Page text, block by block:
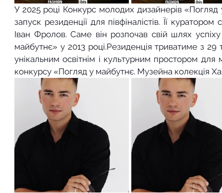
У 2025 році Конкурс молодих дизайнерів
запуск резиденції для півфіналістів. Її
Іван Фролов. Саме він розпочав свій шлях
майбутнє» у 2013 році.Резиденція триватиме з
унікальним освітнім і культурним простором для
конкурсу «Погляд у майбутнє. Музейна колекція